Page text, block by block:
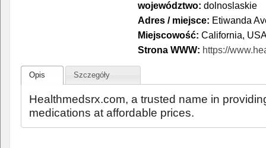
województwo: dolnoslaskie
Adres / miejsce: Etiwanda
Miejscowość: California,
Strona WWW: https://
Opis Szczegóły
Healthmedsrx.com, a trusted name in
medications at affordable prices.